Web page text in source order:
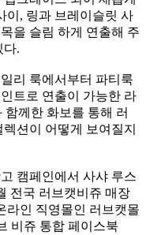
이, 링과 브레이슬릿 사
을 슬림 하게 연출해 주
다.
리 룩에서부터 파티룩
트로 연출이 가능한 라
함께한 화보를 통해 러
션이 어떻게 보여질지
캠페인에서 사샤 루스
전국 러브캣비쥬 매장
라인 직영몰인 러브캣몰
비쥬 통합 페이스북